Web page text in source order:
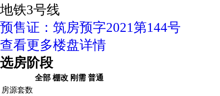
地铁3号线
预售证：筑房预字2021第144号
查看更多楼盘详情
选房阶段
全部 棚改 刚需 普通
房源套数